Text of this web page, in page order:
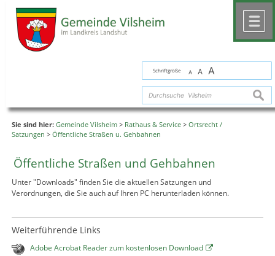
Schriftgröße A A A
Sie sind hier: Gemeinde Vilsheim > Rathaus & Service > Ortsrecht /
Satzungen > Öffentliche Straßen u. Gehbahnen
Öffentliche Straßen und Gehbahnen
Unter "Downloads" finden Sie die aktuellen Satzungen und
Verordnungen, die Sie auch auf Ihren PC herunterladen können.
Weiterführende Links
Adobe Acrobat Reader zum kostenlosen Download